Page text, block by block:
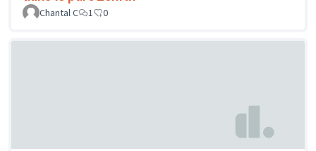
Chantal C
1 0